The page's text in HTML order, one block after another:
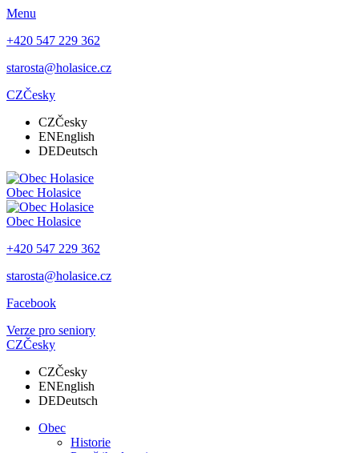
Menu
+420 547 229 362
starosta@holasice.cz
CZČesky
CZČesky
ENEnglish
DEDeutsch
Obec Holasice
Obec Holasice
+420 547 229 362
starosta@holasice.cz
Facebook
Verze pro seniory
CZČesky
CZČesky
ENEnglish
DEDeutsch
Obec
Historie